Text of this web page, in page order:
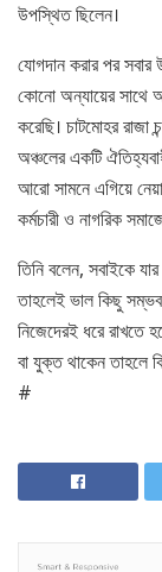
উপস্থিত ছিলেন।
যোগদান করার পর
কোনো অন্যায়ের সাথে
করেছি। চাটমোহর রাজা
অঞ্চলের একটি
আরো সামনে এগিয়ে
কর্মচারী ও নাগরিক
তিনি বলেন, সবাইকে
তাহলেই ভাল কিছু
নিজেদেরই ধরে রাখতে
বা যুক্ত থাকেন তাহলে
#